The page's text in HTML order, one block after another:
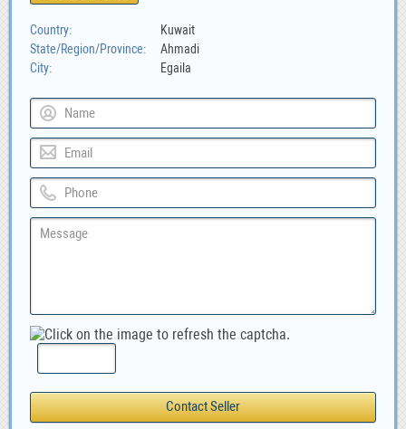
Country
Kuwait
State/Region/Province
Ahmadi
City
Egaila